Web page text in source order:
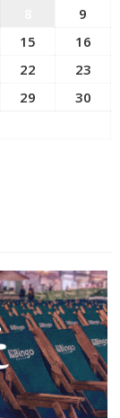
9
15
16
22
23
29
30